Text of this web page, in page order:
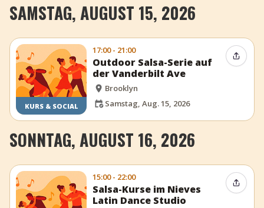
SAMSTAG, AUGUST 15, 2026
KURS & SOCIAL
17:00 - 21:00
Outdoor Salsa-Serie auf
der Vanderbilt Ave
Brooklyn
Samstag, Aug. 15, 2026
Event
SONNTAG, AUGUST 16, 2026
15:00 - 22:00
Salsa-Kurse im Nieves
Latin Dance Studio
Event